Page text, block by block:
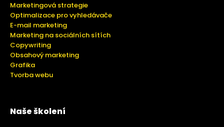
Marketingová strategie
Optimalizace pro vyhledávače
E-mail marketing
Marketing na sociálních sítích
Copywriting
Obsahový marketing
Grafika
Tvorba webu
Naše školení